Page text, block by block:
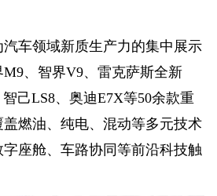
车领域新质生产力的集中展示
、智界V9、雷克萨斯全新
己LS8、奥迪E7X等50余款重
燃油、纯电、混动等多元技术
座舱、车路协同等前沿科技触